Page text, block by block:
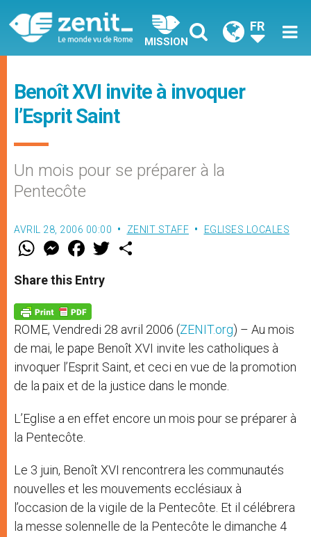
MISSION
FR
Benoît XVI invite à invoquer
l’Esprit Saint
Un mois pour se préparer à la
Pentecôte
AVRIL 28, 2006 00:00 ZENIT STAFF EGLISES LOCALES
W
t
s
p
p
M
e
s
e
g
e
r
F
a
e
b
o
k
w
Share this Entry
ROME, Vendredi 28 avril 2006 (ZENIT.org) – Au mois
de mai, le pape Benoît XVI invite les catholiques à
invoquer l’Esprit Saint, et ceci en vue de la promotion
de la paix et de la justice dans le monde.
L’Eglise a en effet encore un mois pour se préparer à
la Pentecôte.
Le 3 juin, Benoît XVI rencontrera les communautés
nouvelles et les mouvements ecclésiaux à
l’occasion de la vigile de la Pentecôte. Et il célébrera
la messe solennelle de la Pentecôte le dimanche 4